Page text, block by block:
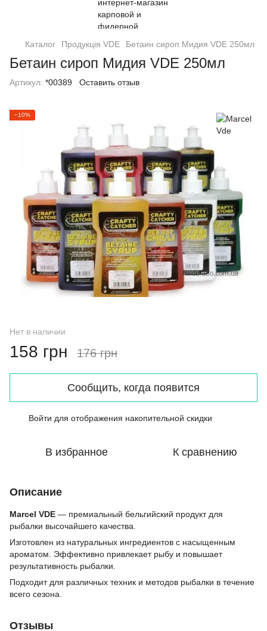
Каталог Продукція VDE Бетаин сироп Мидия VDE 250мл
Бетаин сироп Мидия VDE 250мл
Артикул: *00389 Оставить отзыв
−10%
Нет в наличии
158 грн 176 грн
Сообщить, когда появится
Войти для отображения накопительной скидки
В избранное К сравнению
Описание
Marcel VDE — премиальный бельгийский продукт для
рыбалки высочайшего качества.
Изготовлен из натуральных ингредиентов с насыщенным
ароматом. Эффективно привлекает рыбу и повышает
результативность рыбалки.
Подходит для различных техник и методов рыбалки в течение
всего сезона.
Отзывы